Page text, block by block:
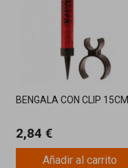
BENGALA CON CLIP 15CM
2,84 €
Añadir al carrito